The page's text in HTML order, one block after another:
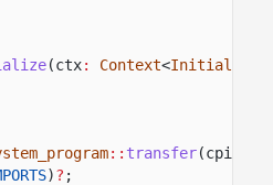
(ctx: Context<Initialize
:: transfer
)? ;